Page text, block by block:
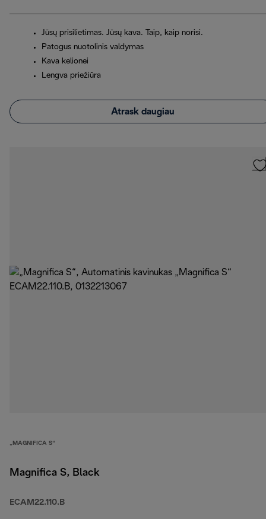
Jūsų prisilietimas. Jūsų kava. Taip, kaip norisi.
Patogus nuotolinis valdymas
Kava kelionei
Lengva priežiūra
Atrask daugiau
„MAGNIFICA S“
Magnifica S, Black
ECAM22.110.B